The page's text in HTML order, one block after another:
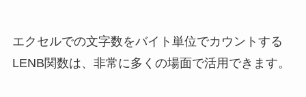
エクセルでの文字数をバイト単位でカウントする
LENB関数は、非常に多くの場面で活用できます。